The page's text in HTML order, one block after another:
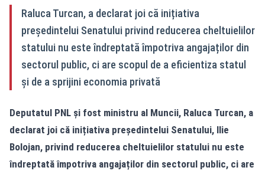
Raluca Turcan, a declarat joi că inițiativa
președintelui Senatului privind reducerea cheltuielilor
statului nu este îndreptată împotriva angajaților din
sectorul public, ci are scopul de a eficientiza statul
și de a sprijini economia privată
Deputatul PNL și fost ministru al Muncii, Raluca Turcan, a
declarat joi că inițiativa președintelui Senatului, Ilie
Bolojan, privind reducerea cheltuielilor statului nu este
îndreptată împotriva angajaților din sectorul public, ci are